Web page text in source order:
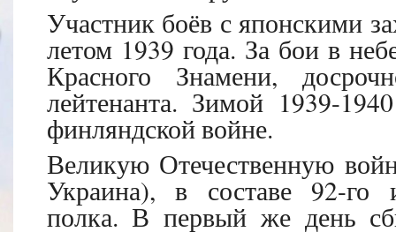
Участник боёв с японскими
летом 1939 года. За бои в
Красного Знамени,
лейтенанта. Зимой 1939-
финляндской войне.
Великую Отечественную
Украина), в составе 92-го
полка. В первый же день